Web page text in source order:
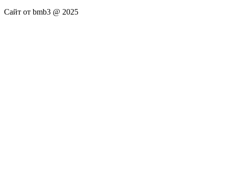
Сайт от bmb3 @ 2025